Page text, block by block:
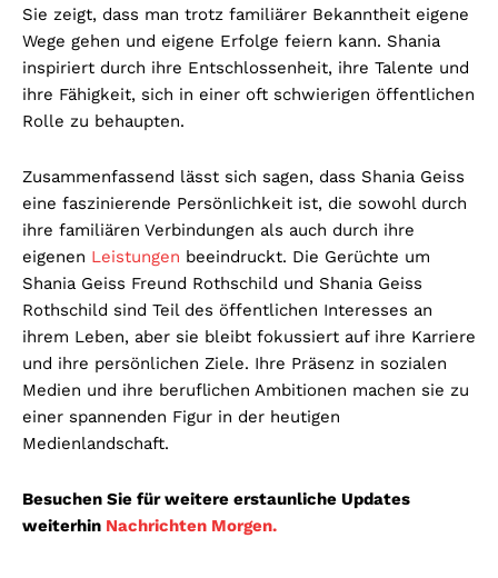
Sie zeigt, dass man trotz familiärer Bekanntheit eigene
Wege gehen und eigene Erfolge feiern kann. Shania
inspiriert durch ihre Entschlossenheit, ihre Talente und
ihre Fähigkeit, sich in einer oft schwierigen öffentlichen
Rolle zu behaupten.
Zusammenfassend lässt sich sagen, dass Shania Geiss
eine faszinierende Persönlichkeit ist, die sowohl durch
ihre familiären Verbindungen als auch durch ihre
eigenen Leistungen beeindruckt. Die Gerüchte um
Shania Geiss Freund Rothschild und Shania Geiss
Rothschild sind Teil des öffentlichen Interesses an
ihrem Leben, aber sie bleibt fokussiert auf ihre Karriere
und ihre persönlichen Ziele. Ihre Präsenz in sozialen
Medien und ihre beruflichen Ambitionen machen sie zu
einer spannenden Figur in der heutigen
Medienlandschaft.
Besuchen Sie für weitere erstaunliche Updates
weiterhin Nachrichten Morgen.